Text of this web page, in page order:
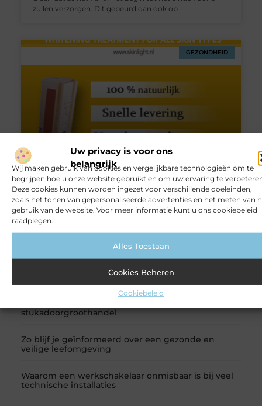
Uw privacy is voor ons
belangrijk
Wij maken gebruik van cookies en vergelijkbare technologieën om te
begrijpen hoe u onze website gebruikt en om uw ervaring te
Deze cookies kunnen worden ingezet voor verschillende doeleinden,
zoals het tonen van gepersonaliseerde advertenties en het meten van
gebruik van de website. Voor meer informatie kunt u ons cookiebeleid
raadplegen.
Alles Toestaan
Cookies Beheren
Cookiebeleid
RECENTE BERICHTEN
stukadoorgroothandel
Zo blijf je geïnformeerd over een gezonde en
veilige leefomgeving
Waarom een werkschakelaar onmisbaar is bij veel
technische installaties
zullen verzorgen. Dit gebeurd dan ook op
GEZONDHEID
Zo kom je af van melasma en overtollig pigment |
Skin light
Melasma, velen mensen zullen misschien niet weten
wat dit inhoudt maar het kan een zeer vervelende
huidaandoening zijn bij zwangere vrouwen. Het
zwangerschapsmasker, een andere naam voor
melasma, is een onschuldige huidaandoening bij
vrouwen die zwanger zijn en meestal in hun tweede of
derde trimester zitten. Vervelende bruine vlekken